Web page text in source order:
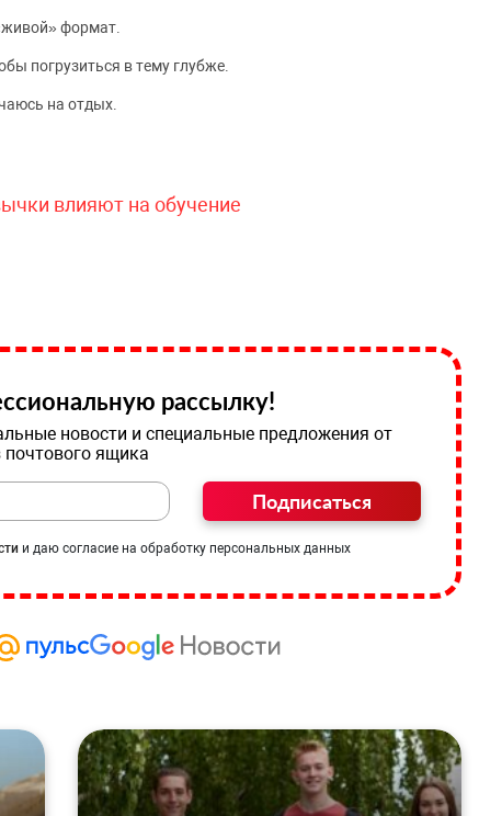
формат.
погрузиться в тему глубже.
на отдых.
влияют на обучение
рассылку!
новости и специальные предложения от
почтового ящика
Подписаться
и даю согласие на обработку персональных данных